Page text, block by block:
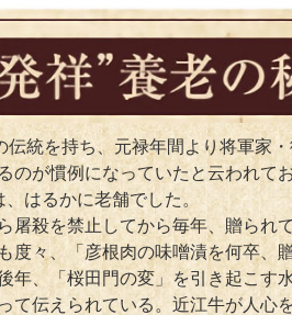
統を持ち、元禄年間より将軍家
のが慣例になっていたと云われて
はるかに老舗でした。
屠殺を禁止してから毎年、贈られ
度々、「彦根肉の味噌漬を何卒、
年、「桜田門の変」を引き起こす
て伝えられている。近江牛が人心